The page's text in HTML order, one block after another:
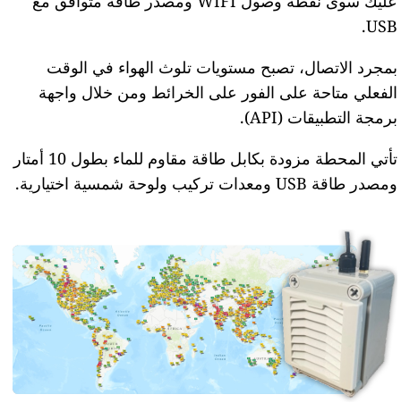
USB.
بمجرد الاتصال، تصبح مستويات تلوث الهواء في الوقت
الفعلي متاحة على الفور على الخرائط ومن خلال واجهة
برمجة التطبيقات (API).
تأتي المحطة مزودة بكابل طاقة مقاوم للماء بطول 10 أمتار
ومصدر طاقة USB ومعدات تركيب ولوحة شمسية اختيارية.